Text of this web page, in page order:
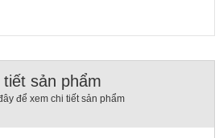
tiết sản phẩm
để xem chi tiết sản phẩm